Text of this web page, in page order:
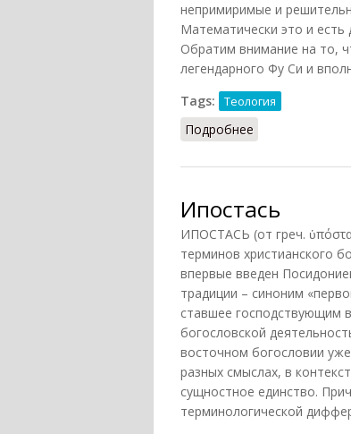
непримиримые и
Математически это и
Обратим внимание на то,
легендарного Фу Си и
Tags:
Теология
Подробнее
Ипостась
ИПОСТАСЬ (от греч.
терминов христианского
впервые введен
традиции – синоним
ставшее господствующим
богословской
восточном богословии
разных смыслах, в
сущностное единство.
терминологической